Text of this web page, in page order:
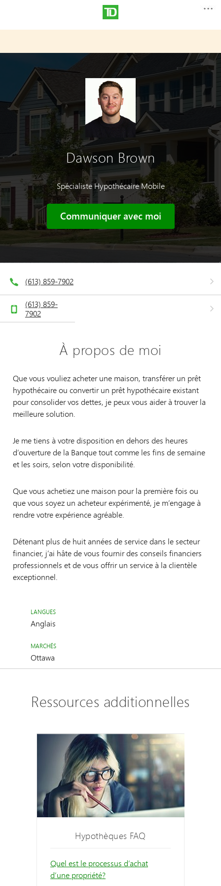
Dawson Brown
Spécialiste Hypothécaire Mobile
Communiquer avec moi
(613) 859-7902
(613) 859-
7902
À propos de moi
Que vous vouliez acheter une maison, transférer un prêt
hypothécaire ou convertir un prêt hypothécaire existant
pour consolider vos dettes, je peux vous aider à trouver la
meilleure solution.
Je me tiens à votre disposition en dehors des heures
d’ouverture de la Banque tout comme les fins de semaine
et les soirs, selon votre disponibilité.
Que vous achetiez une maison pour la première fois ou
que vous soyez un acheteur expérimenté, je m’engage à
rendre votre expérience agréable.
Détenant plus de huit années de service dans le secteur
financier, j’ai hâte de vous fournir des conseils financiers
professionnels et de vous offrir un service à la clientèle
exceptionnel.
LANGUES
Anglais
MARCHÉS
Ottawa
Ressources additionnelles
Hypothèques FAQ
Quel est le processus d’achat
d’une propriété?